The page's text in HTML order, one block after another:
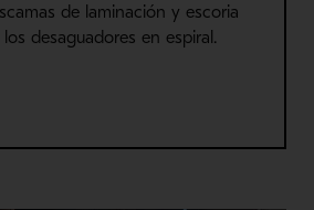
de laminación y escoria
desaguadores en espiral.